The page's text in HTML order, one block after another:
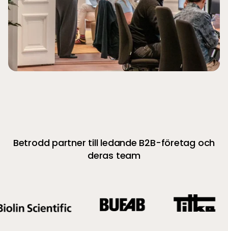
Betrodd partner till ledande B2B-företag och
deras team